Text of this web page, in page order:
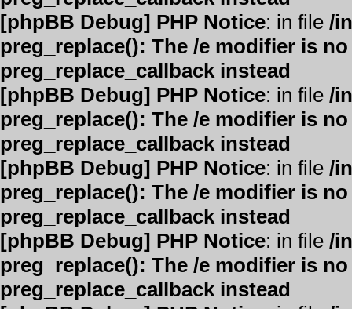
[phpBB Debug] PHP Notice: in file /
preg_replace(): The /e modifier is
preg_replace_callback instead
[phpBB Debug] PHP Notice: in file /
preg_replace(): The /e modifier is
preg_replace_callback instead
[phpBB Debug] PHP Notice: in file /
preg_replace(): The /e modifier is
preg_replace_callback instead
[phpBB Debug] PHP Notice: in file /
preg_replace(): The /e modifier is
preg_replace_callback instead